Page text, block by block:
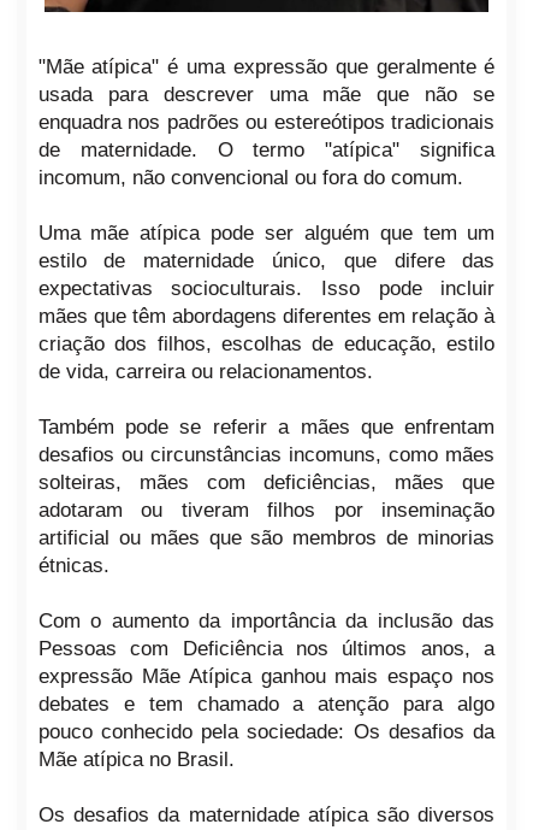
"Mãe atípica" é uma expressão que geralmente é
usada para descrever uma mãe que não se
enquadra nos padrões ou estereótipos tradicionais
de maternidade. O termo "atípica" significa
incomum, não convencional ou fora do comum.
Uma mãe atípica pode ser alguém que tem um
estilo de maternidade único, que difere das
expectativas socioculturais. Isso pode incluir
mães que têm abordagens diferentes em relação à
criação dos filhos, escolhas de educação, estilo
de vida, carreira ou relacionamentos.
Também pode se referir a mães que enfrentam
desafios ou circunstâncias incomuns, como mães
solteiras, mães com deficiências, mães que
adotaram ou tiveram filhos por inseminação
artificial ou mães que são membros de minorias
étnicas.
Com o aumento da importância da inclusão das
Pessoas com Deficiência nos últimos anos, a
expressão Mãe Atípica ganhou mais espaço nos
debates e tem chamado a atenção para algo
pouco conhecido pela sociedade: Os desafios da
Mãe atípica no Brasil.
Os desafios da maternidade atípica são diversos